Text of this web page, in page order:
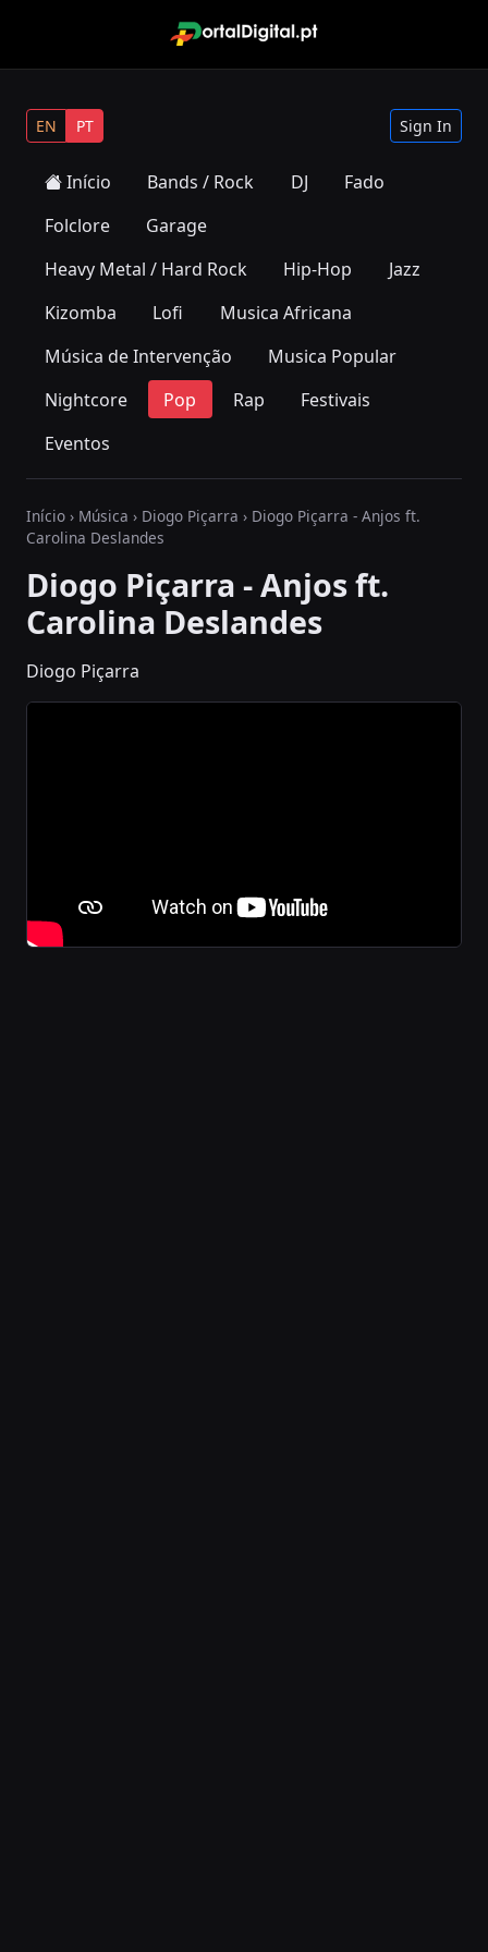
EN PT Sign In
Início Bands / Rock DJ
Fado
Folclore
Garage
Heavy Metal / Hard Rock
Hip-Hop
Jazz
Kizomba
Lofi
Musica Africana
Música de Intervenção
Musica Popular
Nightcore
Pop Rap
Festivais
Eventos
Início › Música › Diogo Piçarra › Diogo Piçarra - Anjos ft.
Carolina Deslandes
Diogo Piçarra - Anjos ft.
Carolina Deslandes
Diogo Piçarra